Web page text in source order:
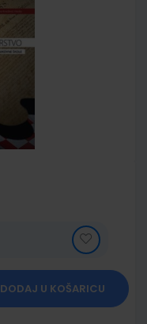
DODAJ U KOŠARICU